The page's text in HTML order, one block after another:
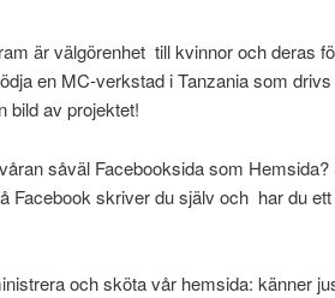
är välgörenhet till kvinnor och deras
en MC-verkstad i Tanzania som
bild av projektet!
såväl Facebooksida som
Facebook skriver du själv och har du
och sköta vår hemsida: känner